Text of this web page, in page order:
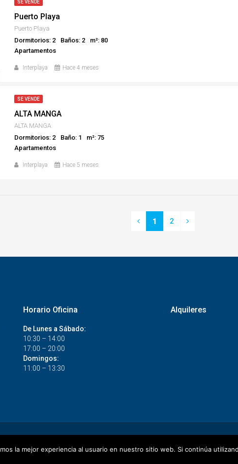
SE VENDE
Puerto Playa
Puerto Playa
Dormitorios: 2
Baños: 2
m²: 80
Apartamentos
Interplaya Hace 4 meses
SE VENDE
ALTA MANGA
ALTA MANGA
Dormitorios: 2
Baño: 1
m²: 75
Apartamentos
Interplaya Hace 5 meses
1 2
Horario Oficina
De Lunes a Sábado:
10:30 – 14:00
17:00 – 20:00
Domingos:
11:00 – 13:30
Alquileres
la mejor experiencia al usuario en nuestro sitio web. Si continúa